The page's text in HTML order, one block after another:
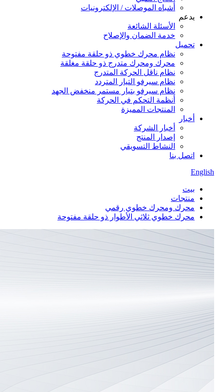
أشباه الموصلات / الإلكترونيات
يدعم
الأسئلة الشائعة
خدمة الضمان والإصلاح
تحميل
نظام محرك خطوي ذو حلقة مفتوحة
محرك ومحرك متدرج ذو حلقة مغلقة
نظام ناقل الحركة المتدرج
نظام سيرفو التيار المتردد
نظام سيرفو بتيار مستمر منخفض الجهد
أنظمة التحكم في الحركة
المنتجات المميزة
أخبار
أخبار الشركة
إصدار المنتج
النشاط التسويقي
اتصل بنا
English
بيت
منتجات
محرك ومحرك خطوي رقمي
محرك خطوي ثلاثي الأطوار ذو حلقة مفتوحة